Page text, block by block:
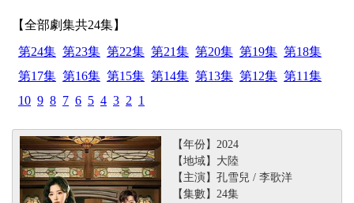
【全部劇集共24集】
第24集 第23集 第22集 第21集 第20集 第19集 第18集
第17集 第16集 第15集 第14集 第13集 第12集 第11集
10 9 8 7 6 5 4 3 2 1
【年份】2024
【地域】大陸
【主演】孔雪兒 / 李歌洋
【集數】24集